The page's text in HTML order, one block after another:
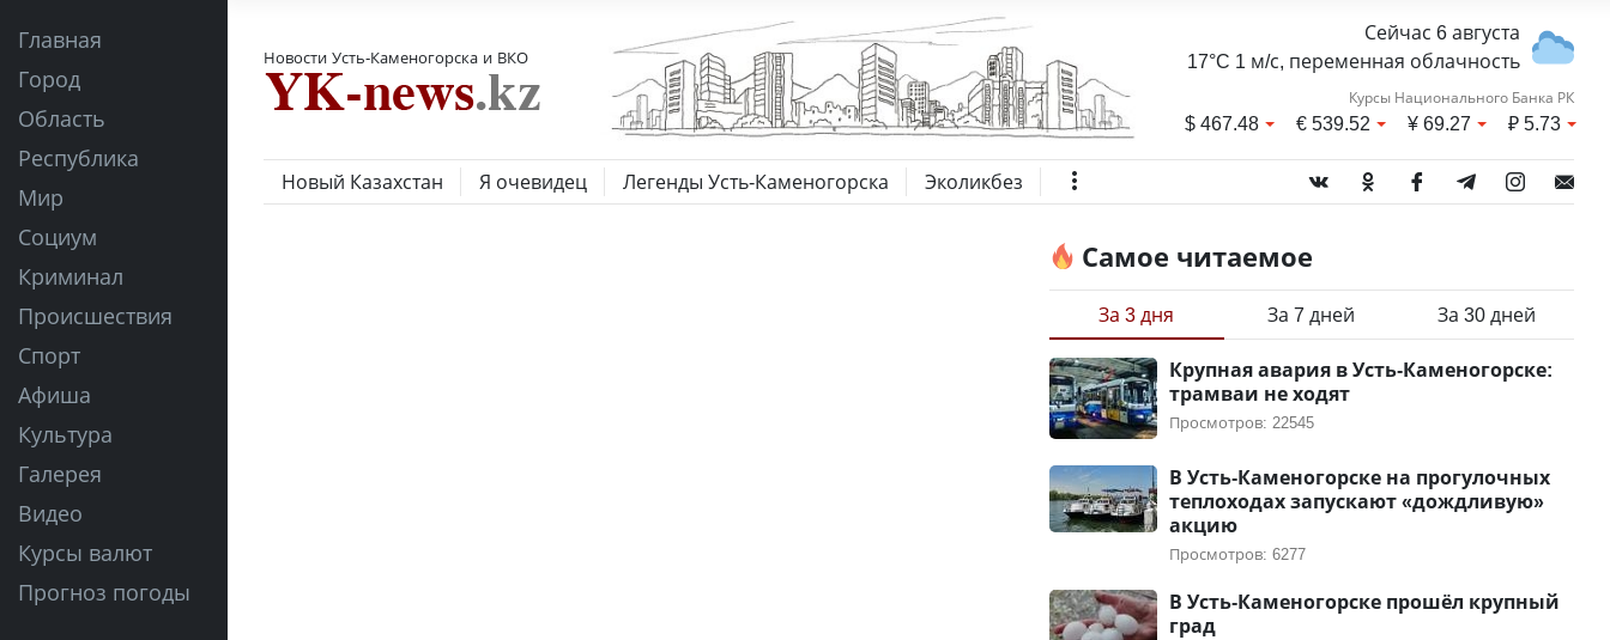
Главная
Город
Область
Республика
Мир
Социум
Криминал
Происшествия
Спорт
Афиша
Культура
Галерея
Видео
Курсы валют
Прогноз погоды
Новости Усть-Каменогорска и ВКО
Сейчас 6 августа
17°C 1 м/с, переменная облачность
Курсы Национального Банка РК
$467.48 €539.52 ¥69.27 ₽5.73
Новый Казахстан Я очевидец Легенды Усть-Каменогорска Эколикбез
Самое читаемое
За 3 дня За 7 дней За 30 дней
Крупная авария в Усть-Каменогорске:
трамваи не ходят
Просмотров: 22545
В Усть-Каменогорске на прогулочных
теплоходах запускают «дождливую»
акцию
Просмотров: 6277
В Усть-Каменогорске прошёл крупный
град